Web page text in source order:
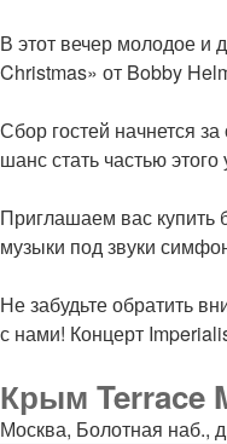
В этот вечер молодое и
Christmas» от Bobby
Сбор гостей начнется
шанс стать частью
Приглашаем вас купить
музыки под звуки
Не забудьте обратить
с нами! Концерт
Крым Terrace
Москва, Болотная наб.,